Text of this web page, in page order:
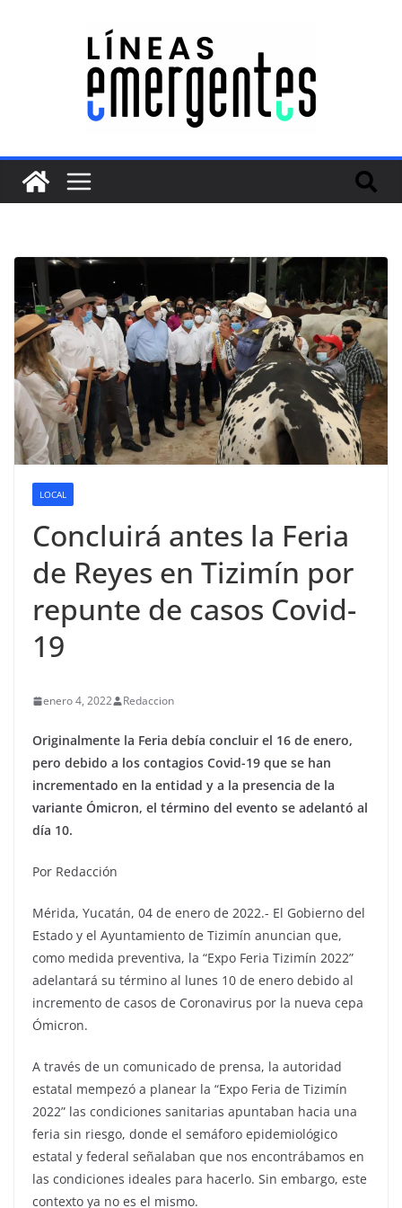
LOCAL
Concluirá antes la Feria
de Reyes en Tizimín por
repunte de casos Covid-
19
enero 4, 2022 Redaccion
Originalmente la Feria debía concluir el 16 de enero,
pero debido a los contagios Covid-19 que se han
incrementado en la entidad y a la presencia de la
variante Ómicron, el término del evento se adelantó al
día 10.
Por Redacción
Mérida, Yucatán, 04 de enero de 2022.- El Gobierno del
Estado y el Ayuntamiento de Tizimín anuncian que,
como medida preventiva, la “Expo Feria Tizimín 2022”
adelantará su término al lunes 10 de enero debido al
incremento de casos de Coronavirus por la nueva cepa
Ómicron.
A través de un comunicado de prensa, la autoridad
estatal mempezó a planear la “Expo Feria de Tizimín
2022” las condiciones sanitarias apuntaban hacia una
feria sin riesgo, donde el semáforo epidemiológico
estatal y federal señalaban que nos encontrábamos en
las condiciones ideales para hacerlo. Sin embargo, este
contexto ya no es el mismo.